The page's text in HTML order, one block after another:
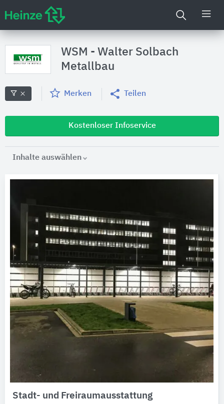
WSM - Walter Solbach
Metallbau
Merken Teilen
Kostenloser Infoservice
Inhalte auswählen
Stadt- und Freiraumausstattung